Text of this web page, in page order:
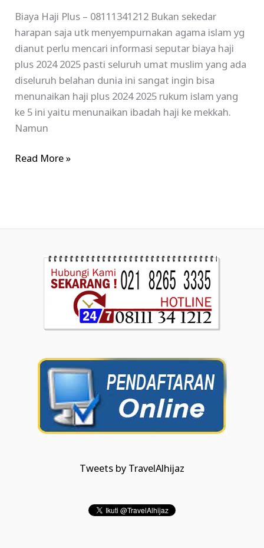
Biaya Haji Plus – 08111341212 Bukan sekedar
harapan saja utk menyempurnakan agama islam yg
dianut perlu mencari informasi seputar biaya haji
plus 2024 2025 pasti seluruh umat muslim yang ada
diseluruh belahan dunia ini sangat ingin bisa
menunaikan haji plus 2024 2025 rukum islam yang
ke 5 ini yaitu menunaikan ibadah haji ke mekkah.
Namun
Read More »
Tweets by TravelAlhijaz